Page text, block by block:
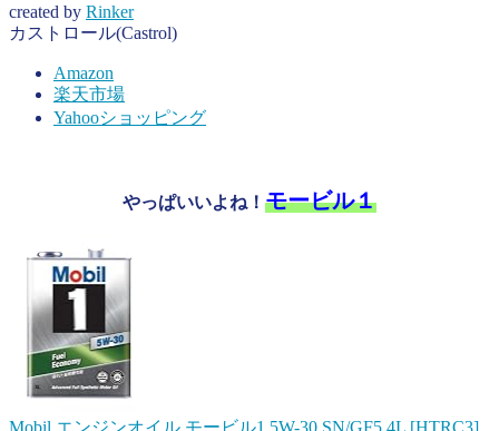
created by Rinker
カストロール(Castrol)
Amazon
楽天市場
Yahooショッピング
やっぱいいよね！ モービル１
Mobil エンジンオイル モービル1 5W-30 SN/GF5 4L [HTRC3]